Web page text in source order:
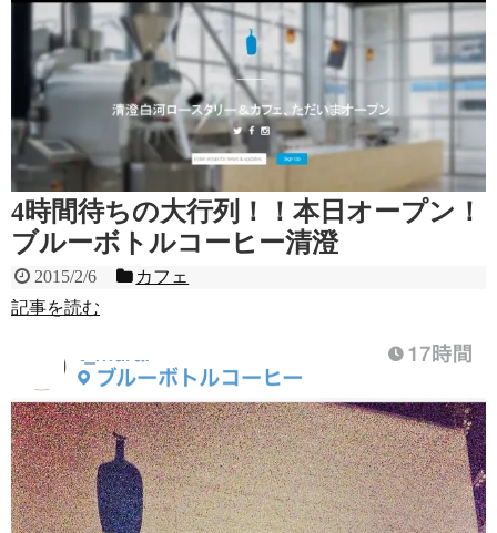
4時間待ちの大行列！！本日オープン！
ブルーボトルコーヒー清澄
2015/2/6
カフェ
記事を読む